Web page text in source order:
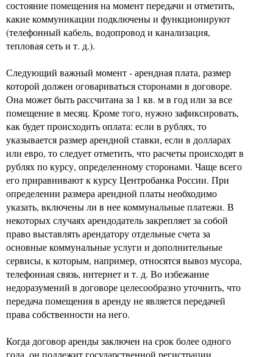
состояние помещения на момент передачи и отметить,
какие коммуникации подключены и функционируют
(телефонный кабель, водопровод и канализация,
тепловая сеть и т. д.).
Следующий важный момент - арендная плата, размер
которой должен оговариваться сторонами в договоре.
Она может быть рассчитана за 1 кв. м в год или за все
помещение в месяц. Кроме того, нужно зафиксировать,
как будет происходить оплата: если в рублях, то
указывается размер арендной ставки, если в долларах
или евро, то следует отметить, что расчеты происходят в
рублях по курсу, определенному сторонами. Чаще всего
его приравнивают к курсу Центробанка России. При
определении размера арендной платы необходимо
указать, включены ли в нее коммунальные платежи. В
некоторых случаях арендодатель закрепляет за собой
право выставлять арендатору отдельные счета за
основные коммунальные услуги и дополнительные
сервисы, к которым, например, относятся вывоз мусора,
телефонная связь, интернет и т. д. Во избежание
недоразумений в договоре целесообразно уточнить, что
передача помещения в аренду не является передачей
права собственности на него.
Когда договор аренды заключен на срок более одного
года, он подлежит государственной регистрации.